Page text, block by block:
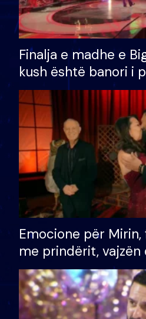
Finalja e madhe e
kush është banori i
shtëpinë dhe humb
të fituar çmimin e
Emocione për
me prindërit, vajzën
bashkëshorten:
divorci apo jo?